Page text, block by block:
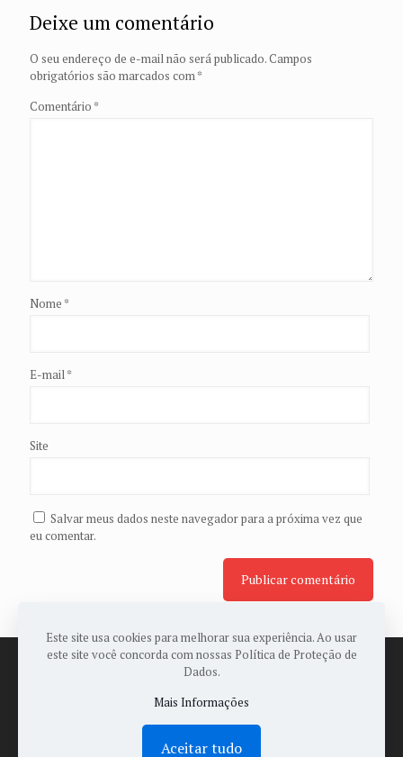
Deixe um comentário
O seu endereço de e-mail não será publicado.Campos
obrigatórios são marcados com*
Comentário *
Nome *
E-mail*
Site
Salvar meus dados neste navegador para a próxima vez que
eu comentar.
© 2022 Todos os Direitos Reservados a ASSOPAES -
Desenvolvido por:Sales Publicidade
Este site usa cookies para melhorar sua experiência. Ao usar
este site você concorda com nossas Política de Proteção de
Dados.
Mais Informações
Aceitar tudo